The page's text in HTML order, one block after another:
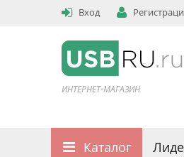
Вход
ИНТЕРНЕТ-МАГАЗИН
Каталог